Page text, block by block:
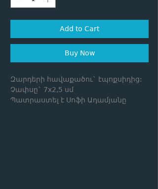
Add to Cart
Buy Now
Զարդերի հավաքածու` էպոքսիդից:
Չափսը` 7x2,5 սմ
Պատրաստել է Սոֆի Ադամյանը